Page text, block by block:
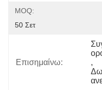
MOQ:
50 Σετ
Επισημαίνω:
,